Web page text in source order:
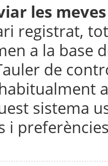
les
registrat,
a la
de
sistema
i